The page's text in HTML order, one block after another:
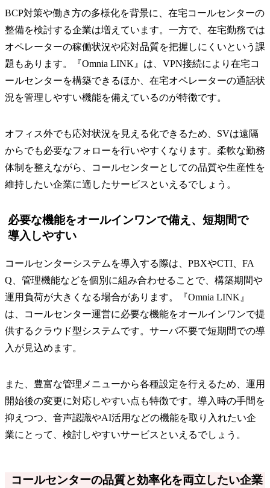
BCP対策や働き方の多様化を背景に、在宅コールセンターの
整備を検討する企業は増えています。一方で、在宅勤務では
オペレーターの稼働状況や応対品質を把握しにくいという課
題もあります。『Omnia LINK』は、VPN接続により在宅コ
ールセンターを構築できるほか、在宅オペレーターの通話状
況を管理しやすい機能を備えているのが特徴です。
オフィス外でも応対状況を見える化できるため、SVは遠隔
からでも必要なフォローを行いやすくなります。柔軟な勤務
体制を整えながら、コールセンターとしての品質や生産性を
維持したい企業に適したサービスといえるでしょう。
必要な機能をオールインワンで備え、短期間で
導入しやすい
コールセンターシステムを導入する際は、PBXやCTI、FA
Q、管理機能などを個別に組み合わせることで、構築期間や
運用負荷が大きくなる場合があります。『Omnia LINK』
は、コールセンター運営に必要な機能をオールインワンで提
供するクラウド型システムです。サーバ不要で短期間での導
入が見込めます。
また、豊富な管理メニューから各種設定を行えるため、運用
開始後の変更に対応しやすい点も特徴です。導入時の手間を
抑えつつ、音声認識やAI活用などの機能を取り入れたい企
業にとって、検討しやすいサービスといえるでしょう。
コールセンターの品質と効率化を両立したい企業